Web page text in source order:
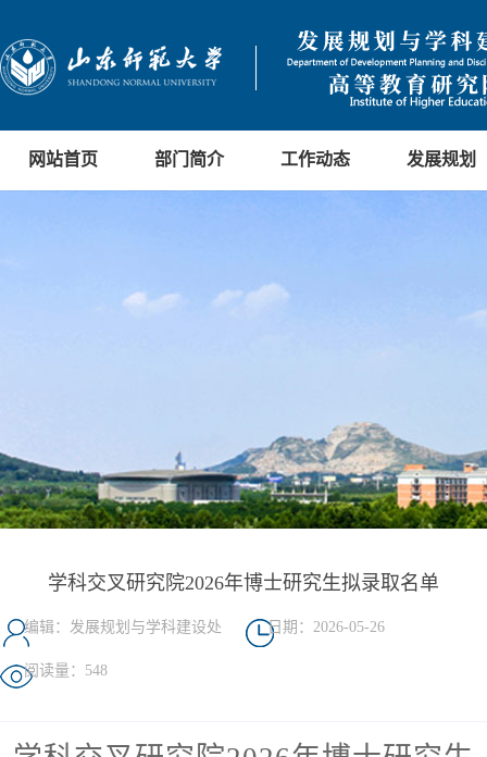
网站首页 部门简介 工作动态 发展规划
学科交叉研究院2026年博士研究生拟录取名单
编辑：发展规划与学科建设处 日期：2026-05-26
阅读量： 548